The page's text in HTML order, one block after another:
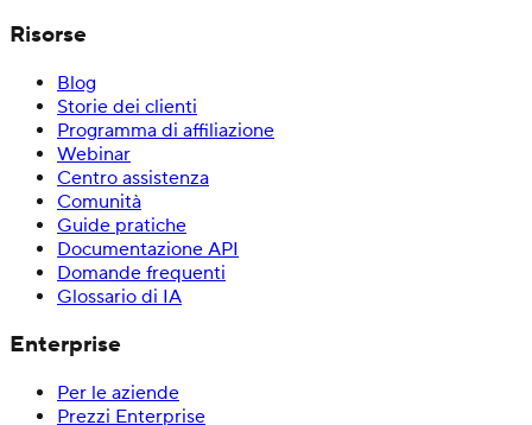
Risorse
Blog
Storie dei clienti
Programma di affiliazione
Webinar
Centro assistenza
Comunità
Guide pratiche
Documentazione API
Domande frequenti
Glossario di IA
Enterprise
Per le aziende
Prezzi Enterprise